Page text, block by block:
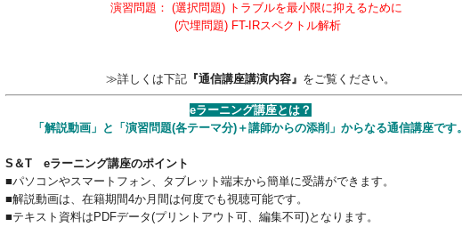
演習問題： (選択問題) トラブルを最小限に抑えるために
(穴埋問題) FT-IRスペクトル解析
≫詳しくは下記『通信講座講演内容』 をご覧ください。
eラーニング講座とは？
「解説動画」と「演習問題(各テーマ分)＋講師からの添削」からなる通信講座です。
S＆T eラーニング講座のポイント
■パソコンやスマートフォン、タブレット端末から簡単に受講ができます。
■解説動画は、在籍期間4か月間は何度でも視聴可能です。
■テキスト資料はPDFデータ(プリントアウト可、編集不可)となります。